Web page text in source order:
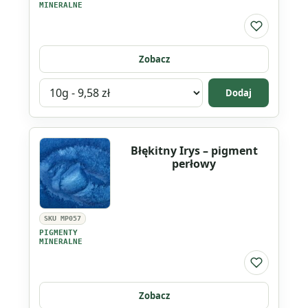
MINERALNE
Do listy
Zobacz
Wybierz
wariant
produktu
Błękitna
laguna
-
pigment
perłowy
Dodaj
SKU MP057
PIGMENTY
MINERALNE
Błękitny Irys – pigment
perłowy
Do listy
Zobacz